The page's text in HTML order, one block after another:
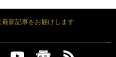
新記事をお届けします